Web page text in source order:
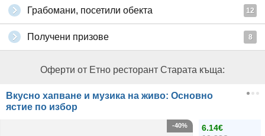
Грабомани, посетили обекта 12
Получени призове 8
Оферти от Етно ресторант Старата къща:
Вкусно хапване и музика на живо: Основно
ястие по избор
6.14€
-40%